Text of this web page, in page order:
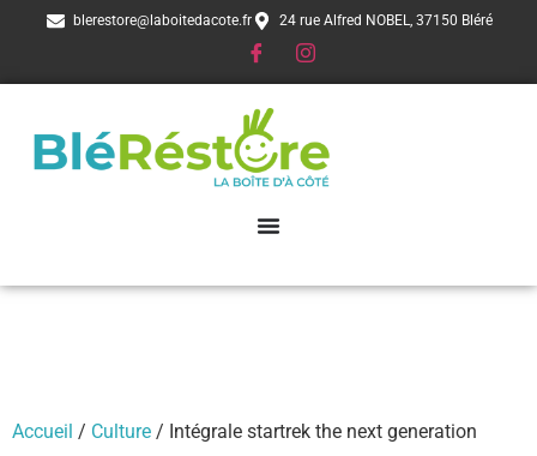
blerestore@laboitedacote.fr 24 rue Alfred NOBEL, 37150 Bléré
Accueil / Culture / Intégrale startrek the next generation